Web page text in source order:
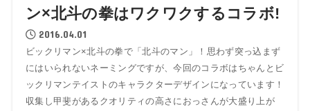
ン×北斗の拳はワクワクするコラボ!
2016.04.01
ビックリマン×北斗の拳で「北斗のマン」！思わず突っ込まず
にはいられないネーミングですが、今回のコラボはちゃんとビ
ックリマンテイストのキャラクターデザインになっています！
収集し甲斐があるクオリティの高さにおっさんが大盛り上が